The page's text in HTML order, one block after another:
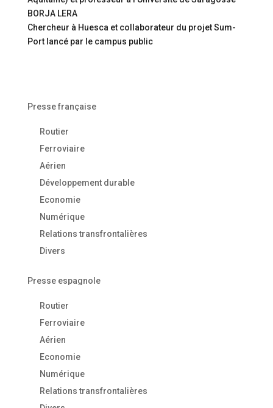
BORJA LERA
Chercheur à Huesca et collaborateur du projet Sum-
Port lancé par le campus public
Presse française
Routier
Ferroviaire
Aérien
Développement durable
Economie
Numérique
Relations transfrontalières
Divers
Presse espagnole
Routier
Ferroviaire
Aérien
Economie
Numérique
Relations transfrontalières